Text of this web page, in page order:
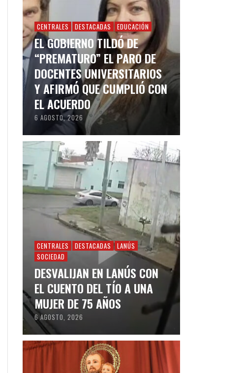
CENTRALES DESTACADAS EDUCACIÓN
EL GOBIERNO TILDÓ DE
“PREMATURO” EL PARO DE
DOCENTES UNIVERSITARIOS
Y AFIRMÓ QUE CUMPLIÓ CON
EL ACUERDO
6 AGOSTO, 2026
CENTRALES DESTACADAS
LANÚS
SOCIEDAD
DESVALIJAN EN LANÚS CON
EL CUENTO DEL TÍO A UNA
MUJER DE 75 AÑOS
6 AGOSTO, 2026